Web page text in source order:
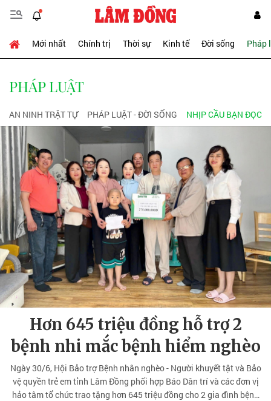
Mới nhất Chính trị Thời sự Kinh tế Đời sống Pháp
PHÁP LUẬT
AN NINH TRẬT TỰ PHÁP LUẬT - ĐỜI SỐNG NHỊP CẦU BẠN ĐỌC
Hơn 645 triệu đồng hỗ trợ 2
bệnh nhi mắc bệnh hiểm nghèo
Ngày 30/6, Hội Bảo trợ Bệnh nhân nghèo - Người khuyết tật và Bảo
vệ quyền trẻ em tỉnh Lâm Đồng phối hợp Báo Dân trí và các đơn vị
hảo tâm tổ chức trao tặng hơn 645 triệu đồng cho 2 gia đình bệnh